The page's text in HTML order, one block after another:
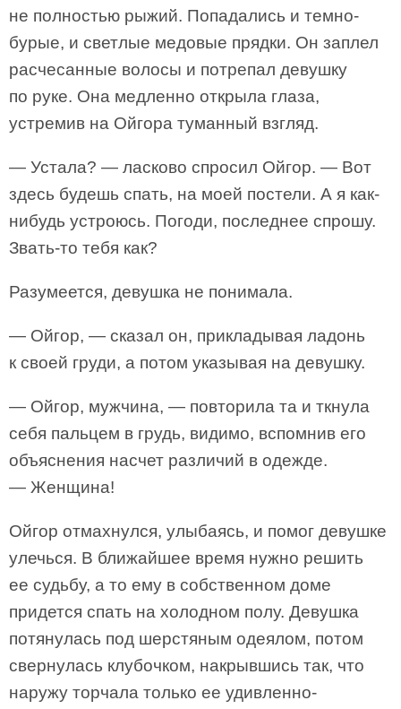
не полностью рыжий. Попадались и темно-
бурые, и светлые медовые прядки. Он заплел
расчесанные волосы и потрепал девушку
по руке. Она медленно открыла глаза,
устремив на Ойгора туманный взгляд.
— Устала? — ласково спросил Ойгор. — Вот
здесь будешь спать, на моей постели. А я как-
нибудь устроюсь. Погоди, последнее спрошу.
Звать-то тебя как?
Разумеется, девушка не понимала.
— Ойгор, — сказал он, прикладывая ладонь
к своей груди, а потом указывая на девушку.
— Ойгор, мужчина, — повторила та и ткнула
себя пальцем в грудь, видимо, вспомнив его
объяснения насчет различий в одежде.
— Женщина!
Ойгор отмахнулся, улыбаясь, и помог девушке
улечься. В ближайшее время нужно решить
ее судьбу, а то ему в собственном доме
придется спать на холодном полу. Девушка
потянулась под шерстяным одеялом, потом
свернулась клубочком, накрывшись так, что
наружу торчала только ее удивленно-